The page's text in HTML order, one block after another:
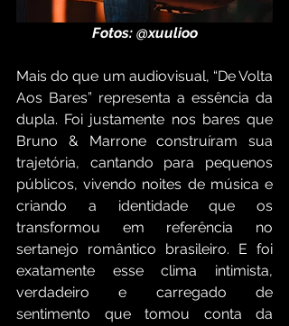
Fotos: @xuulioo
Mais do que um audiovisual, “De Volta
Aos Bares” representa a essência da
dupla. Foi justamente nos bares que
Bruno & Marrone construíram sua
trajetória, cantando para pequenos
públicos, vivendo noites de música e
criando a identidade que os
transformou em referência no
sertanejo romântico brasileiro. E foi
exatamente esse clima intimista,
verdadeiro e carregado de
sentimento que tomou conta da